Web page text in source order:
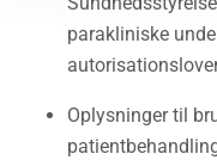
parakliniske
Oplysninger til